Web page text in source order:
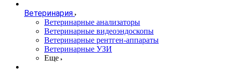
Ветеринария
Ветеринарные анализаторы
Ветеринарные видеоэндоскопы
Ветеринарные рентген-аппараты
Ветеринарные УЗИ
Еще